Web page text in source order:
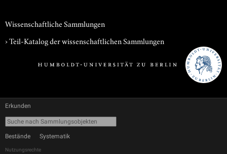
Wissenschaftliche Sammlungen
› Teil-Katalog der wissenschaftlichen Sammlungen
Erkunden
Bestände Systematik
Nutzungsrechte